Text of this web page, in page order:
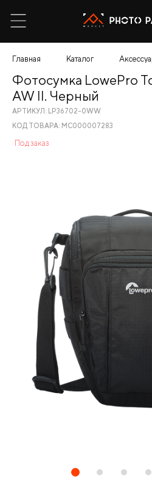
Главная Каталог
Фотосумка LowePro
AW II. Черный
АРТИКУЛ: LP36702-0WW
КОД ТОВАРА: МС000007283
Под заказ